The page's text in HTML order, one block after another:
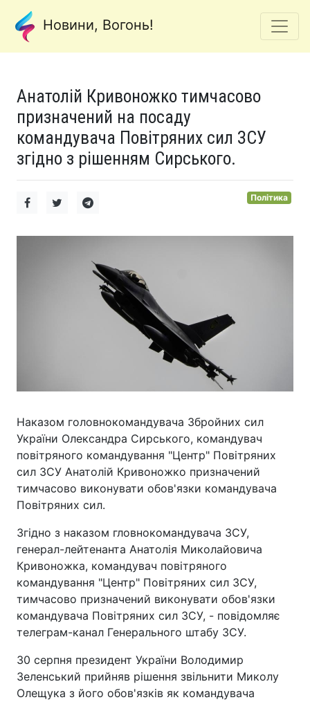
Новини, Вогонь!
Анатолій Кривоножко тимчасово
призначений на посаду
командувача Повітряних сил ЗСУ
згідно з рішенням Сирського.
Політика
Наказом головнокомандувача Збройних сил
України Олександра Сирського, командувач
повітряного командування "Центр" Повітряних
сил ЗСУ Анатолій Кривоножко призначений
тимчасово виконувати обов'язки командувача
Повітряних сил.
Згідно з наказом гловнокомандувача ЗСУ,
генерал-лейтенанта Анатолія Миколайовича
Кривоножка, командувач повітряного
командування "Центр" Повітряних сил ЗСУ,
тимчасово призначений виконувати обов'язки
командувача Повітряних сил ЗСУ, - повідомляє
телеграм-канал Генерального штабу ЗСУ.
30 серпня президент України Володимир
Зеленський прийняв рішення звільнити Миколу
Олещука з його обов'язків як командувача